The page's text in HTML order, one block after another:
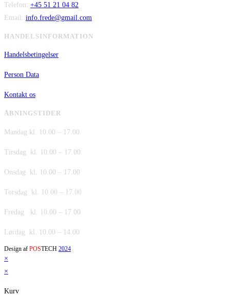
Telefon: +45 51 21 04 82
Email: info.frede@gmail.com
HANDELSINFORMATION
Handelsbetingelser
Person Data
Kontakt os
ÅBNINGSTIDER
Mandag kl. 10.00 – 17.00
Tirsdag kl. 10.00 – 17.00
Onsdag kl. 10.00 – 17.00
Torsdag kl. 10.00 – 17.00
Fredag kl. 10.00 – 17.00
Lørdag kl. 10.00 – 14.00
Design af POSTECH 2024
×
×
Kurv